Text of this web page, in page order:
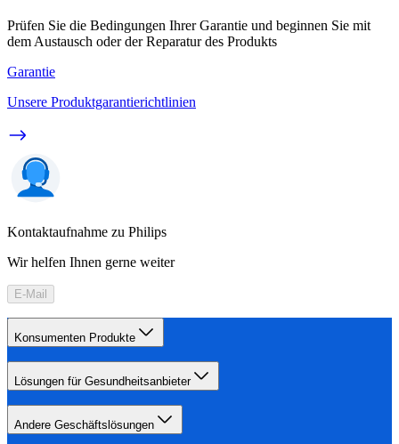
Prüfen Sie die Bedingungen Ihrer Garantie und beginnen Sie mit
dem Austausch oder der Reparatur des Produkts
Garantie
Unsere Produktgarantierichtlinien
Kontaktaufnahme zu Philips
Wir helfen Ihnen gerne weiter
E-Mail
Konsumenten Produkte
Lösungen für Gesundheitsanbieter
Andere Geschäftslösungen